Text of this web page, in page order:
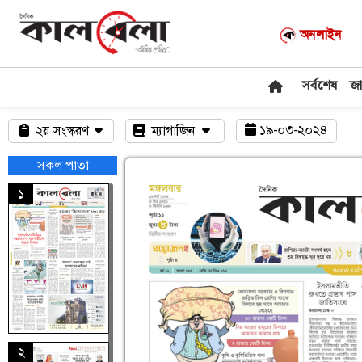
অনলাইন
সর্বশেষ
২য় সংস্করণ
সকল পাতা
১
২
ম্যাগাজিন ১৯-০৩-২০২৪